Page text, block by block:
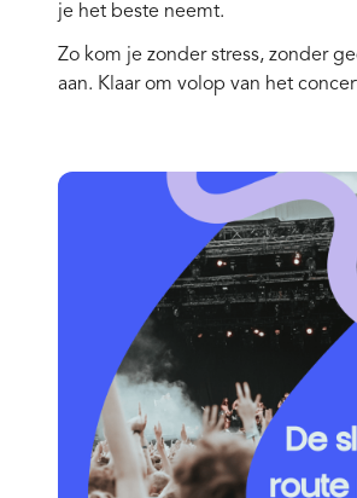
je het beste neemt.
Zo kom je zonder stress, zonder
aan. Klaar om volop van het